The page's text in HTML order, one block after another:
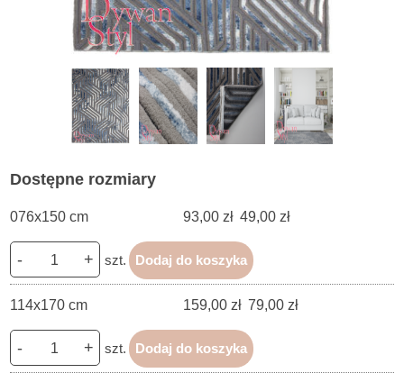
Dostępne rozmiary
076x150 cm 93,00 zł 49,00 zł
- + szt. Dodaj do koszyka
114x170 cm 159,00 zł 79,00 zł
- + szt. Dodaj do koszyka